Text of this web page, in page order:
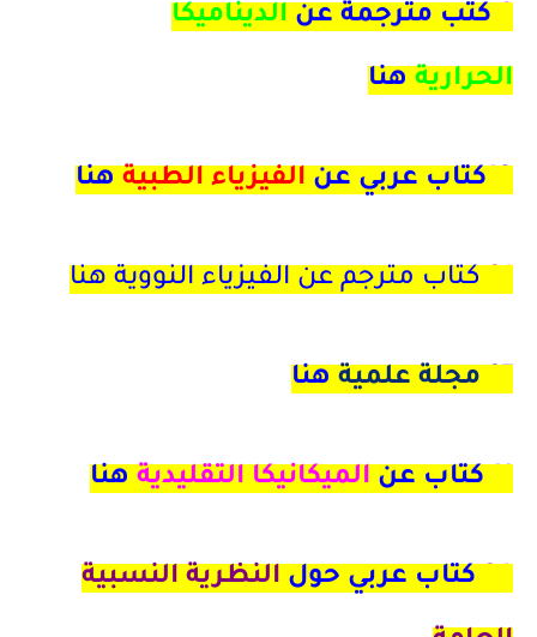
كتب مترجمة عن الديناميكا
الحرارية هنا
الفيزياء الطبية هنا
كتاب مترجم عن الفيزياء النووية هنا
مجلة علمية هنا
الميكانيكا التقليدية هنا
كتاب عربي حول النظرية النسبية